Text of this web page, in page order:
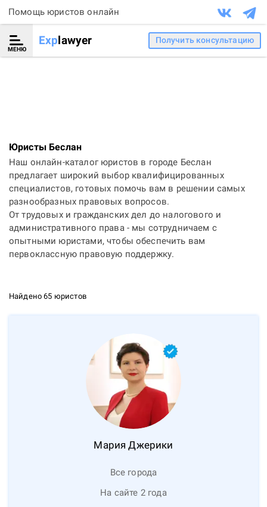
Помощь юристов онлайн
МЕНЮ
Explawyer Получить консультацию
Юристы Беслан
Наш онлайн-каталог юристов в городе Беслан
предлагает широкий выбор квалифицированных
специалистов, готовых помочь вам в решении самых
разнообразных правовых вопросов.
От трудовых и гражданских дел до налогового и
административного права - мы сотрудничаем с
опытными юристами, чтобы обеспечить вам
первоклассную правовую поддержку.
Найдено 65 юристов
Мария Джерики
Все города
На сайте 2 года